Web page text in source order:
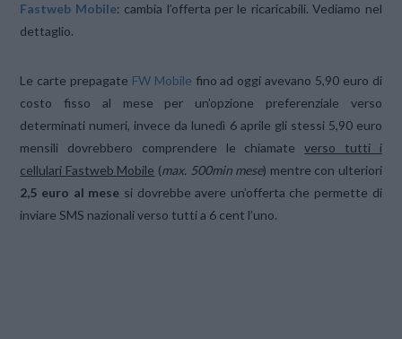
Fastweb Mobile: cambia l’offerta per le ricaricabili. Vediamo nel
dettaglio.
Le carte prepagate FW Mobile fino ad oggi avevano 5,90 euro di
costo fisso al mese per un’opzione preferenziale verso
determinati numeri, invece da lunedì 6 aprile gli stessi 5,90 euro
mensili dovrebbero comprendere le chiamateverso tutti i
cellulari Fastweb Mobile (max. 500min mese) mentre con ulteriori
2,5 euro al mese si dovrebbe avere un’offerta che permette di
inviare SMS nazionali verso tutti a 6 cent l’uno.